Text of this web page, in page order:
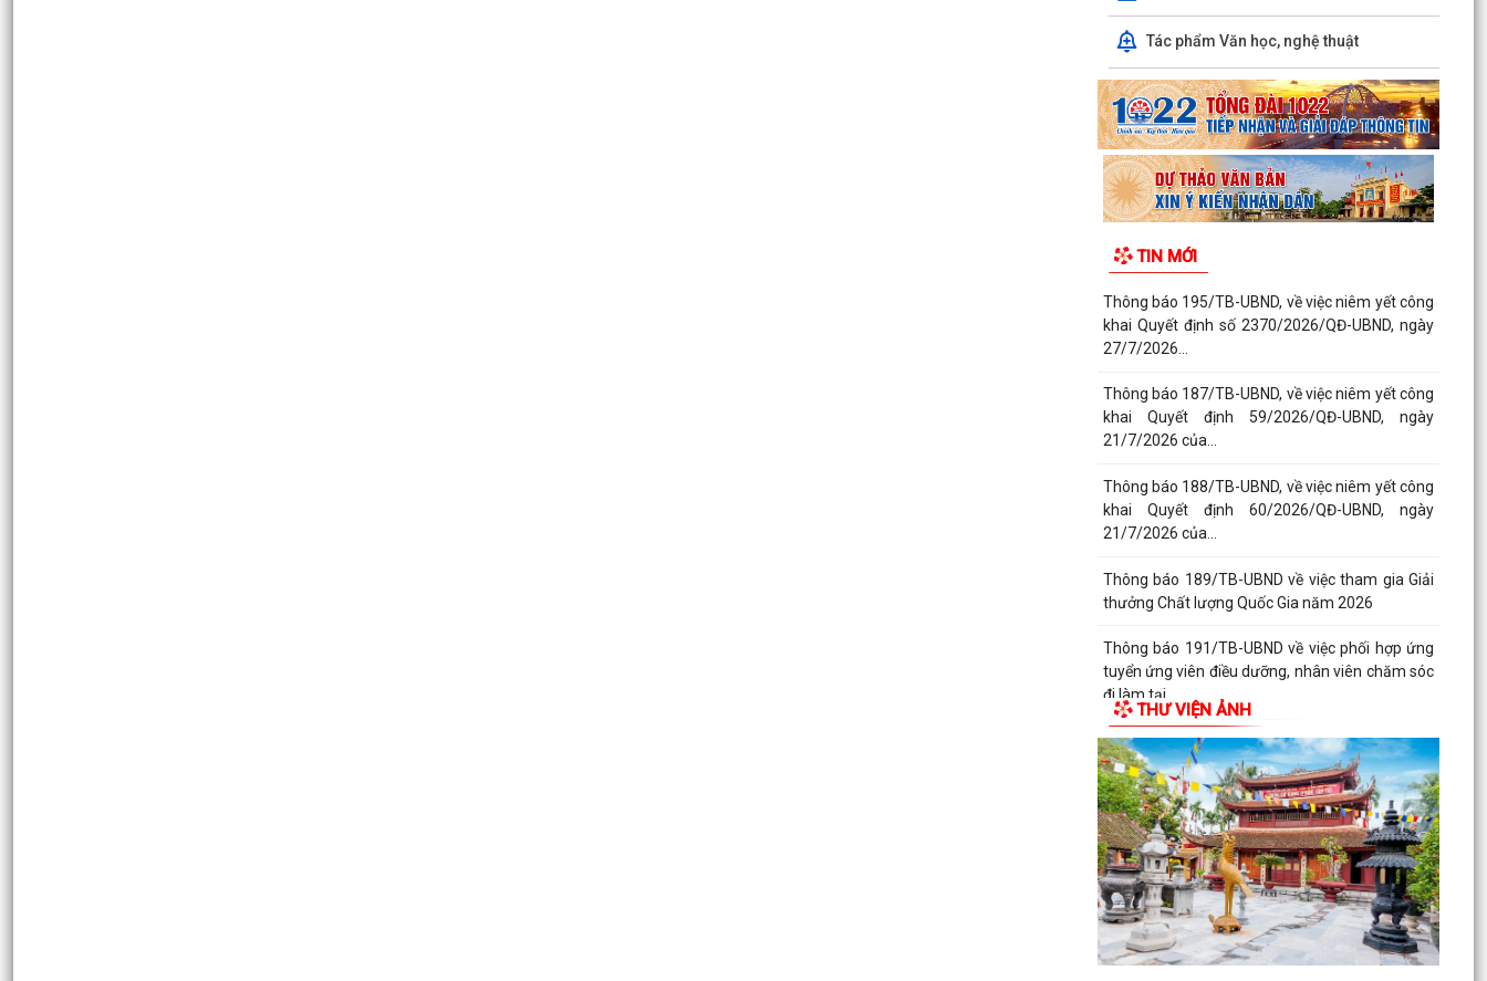
Tác phẩm Văn học, nghệ thuật
TIN MỚI
Thông báo 195/TB-UBND, về việc niêm yết công
khai Quyết định số 2370/2026/QĐ-UBND, ngày
27/7/2026...
Thông báo 187/TB-UBND, về việc niêm yết công
khai Quyết định 59/2026/QĐ-UBND, ngày
21/7/2026 của...
Thông báo 188/TB-UBND, về việc niêm yết công
khai Quyết định 60/2026/QĐ-UBND, ngày
21/7/2026 của...
Thông báo 189/TB-UBND về việc tham gia Giải
thưởng Chất lượng Quốc Gia năm 2026
Thông báo 191/TB-UBND về việc phối hợp ứng
tuyển ứng viên điều dưỡng, nhân viên chăm sóc
đi làm tại...
Thông báo 193/TB-UBND về việc niêm yết công
khai Quyết định số 2943/TB-UBND, ngày
27/7/2026 của...
THƯ VIỆN ẢNH